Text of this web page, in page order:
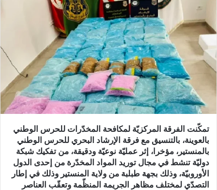
تمكّنت الفرقة المركزيّة لمكافحة المخدّرات للحرس الوطني
بالعوينة، بالتنسيق مع فرقة الإرشاد البحري للحرس الوطني
بالمنستير، مؤخرا، إثر عمليّة نوعيّة ودقيقة، من تفكيك شبكة
دوليّة تنشط في مجال توريد المواد المخدّرة من إحدى الدول
الأوروبيّة، وذلك بجهة طبلبة من ولاية المنستير وذلك في إطار
التصدّي لمختلف مظاهر الجريمة المنظّمة وتعقّب العناصر